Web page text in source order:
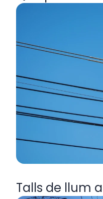
Talls de llum